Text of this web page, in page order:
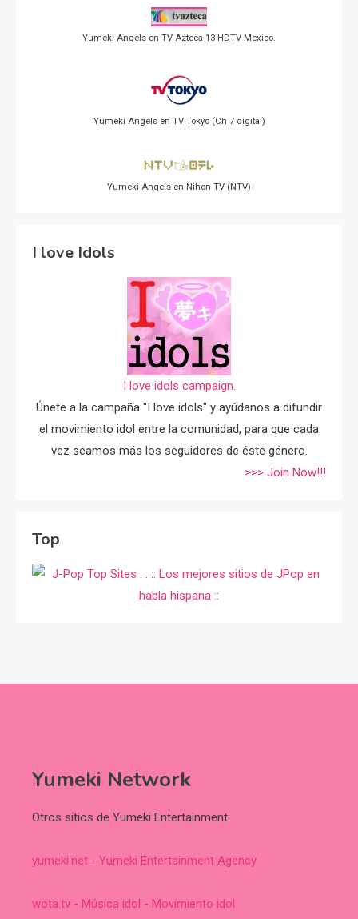
Yumeki Angels en TV Azteca 13 HDTV Mexico.
Yumeki Angels en TV Tokyo (Ch 7 digital)
Yumeki Angels en Nihon TV (NTV)
I love Idols
I love idols campaign.
Únete a la campaña "I love idols" y ayúdanos a difundir
el movimiento idol entre la comunidad, para que cada
vez seamos más los seguidores de éste género.
>>> Join Now!!!
Top
Yumeki Network
Otros sitios de Yumeki Entertainment:
yumeki.net - Yumeki Entertainment Agency
wota.tv - Música idol - Movimiento idol